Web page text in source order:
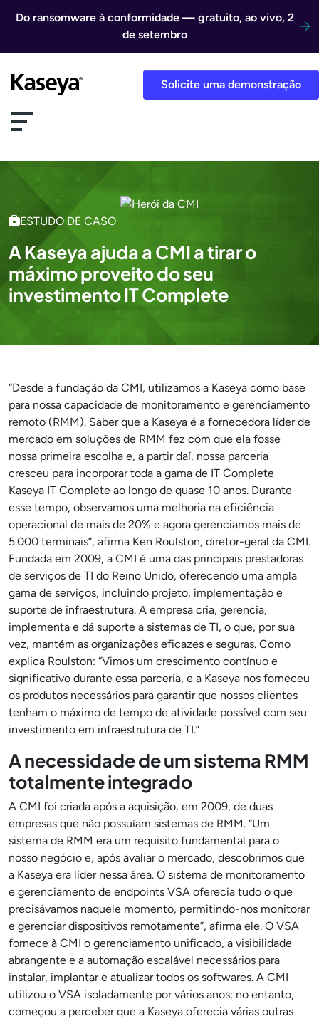
Do ransomware à conformidade — gratuito, ao vivo, 2
de setembro
Solicite uma demonstração
ESTUDO DE CASO
A Kaseya ajuda a CMI a tirar o
máximo proveito do seu
investimento IT Complete
“Desde a fundação da CMI, utilizamos a Kaseya como base
para nossa capacidade de monitoramento e gerenciamento
remoto (RMM). Saber que a Kaseya é a fornecedora líder de
mercado em soluções de RMM fez com que ela fosse
nossa primeira escolha e, a partir daí, nossa parceria
cresceu para incorporar toda a gama de IT Complete
Kaseya IT Complete ao longo de quase 10 anos. Durante
esse tempo, observamos uma melhoria na eficiência
operacional de mais de 20% e agora gerenciamos mais de
5.000 terminais”, afirma Ken Roulston, diretor-geral da CMI.
Fundada em 2009, a CMI é uma das principais prestadoras
de serviços de TI do Reino Unido, oferecendo uma ampla
gama de serviços, incluindo projeto, implementação e
suporte de infraestrutura. A empresa cria, gerencia,
implementa e dá suporte a sistemas de TI, o que, por sua
vez, mantém as organizações eficazes e seguras. Como
explica Roulston: “Vimos um crescimento contínuo e
significativo durante essa parceria, e a Kaseya nos forneceu
os produtos necessários para garantir que nossos clientes
tenham o máximo de tempo de atividade possível com seu
investimento em infraestrutura de TI.”
A necessidade de um sistema RMM
totalmente integrado
A CMI foi criada após a aquisição, em 2009, de duas
empresas que não possuíam sistemas de RMM. “Um
sistema de RMM era um requisito fundamental para o
nosso negócio e, após avaliar o mercado, descobrimos que
a Kaseya era líder nessa área. O sistema de monitoramento
e gerenciamento de endpoints VSA oferecia tudo o que
precisávamos naquele momento, permitindo-nos monitorar
e gerenciar dispositivos remotamente”, afirma ele. O VSA
fornece à CMI o gerenciamento unificado, a visibilidade
abrangente e a automação escalável necessários para
instalar, implantar e atualizar todos os softwares. A CMI
utilizou o VSA isoladamente por vários anos; no entanto,
começou a perceber que a Kaseya oferecia várias outras